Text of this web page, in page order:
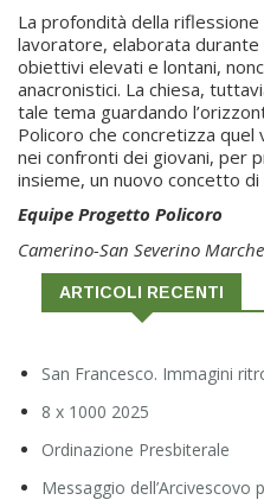
La profondità della
lavoratore, elaborata durante
obiettivi elevati e lontani,
anacronistici. La chiesa,
tale tema guardando
Policoro che concretizza
nei confronti dei giovani, per
insieme, un nuovo concetto di
Equipe Progetto Policoro
Camerino-San Severino Marche
ARTICOLI RECENTI
San Francesco. Immagini
8 x 1000 2025
Ordinazione Presbiterale
Messaggio dell’Arcivescovo